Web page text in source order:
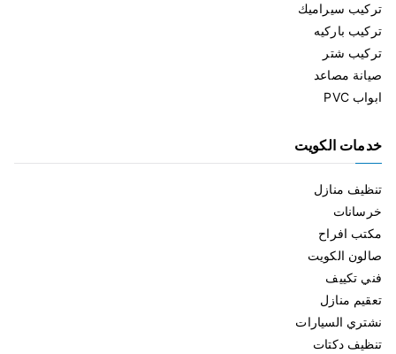
تركيب سيراميك
تركيب باركيه
تركيب شتر
صيانة مصاعد
ابواب PVC
خدمات الكويت
تنظيف منازل
خرسانات
مكتب افراح
صالون الكويت
فني تكييف
تعقيم منازل
نشتري السيارات
تنظيف دكتات